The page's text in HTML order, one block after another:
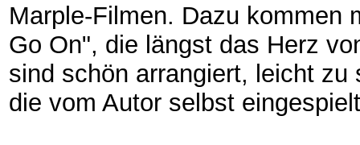
Marple-Filmen. Dazu kommen
Go On", die längst das Herz
sind schön arrangiert, leicht
die vom Autor selbst